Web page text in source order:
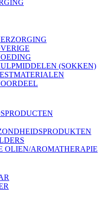
(SOKKEN)
OLIEN/AROMATHERAPIE